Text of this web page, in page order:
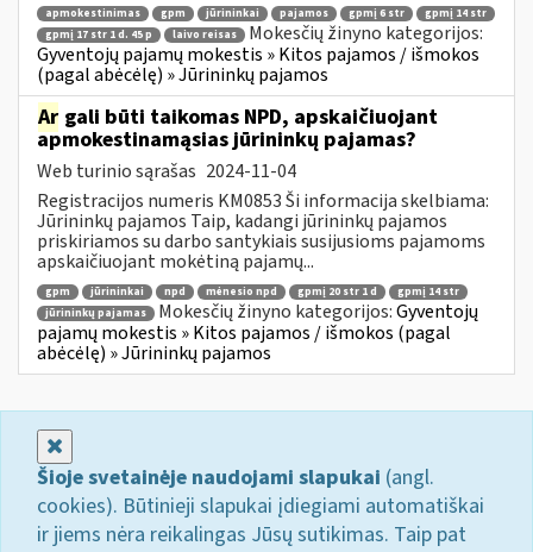
apmokestinimas gpm jūrininkai pajamos gpmį 6 str
gpmį 14 str
gpmį 17 str 1 d. 45 p
laivo reisas
Mokesčių žinyno kategorijos:
Gyventojų pajamų mokestis » Kitos pajamos / išmokos
(pagal abėcėlę) » Jūrininkų pajamos
Ar gali būti taikomas NPD, apskaičiuojant
apmokestinamąsias jūrininkų pajamas?
Web turinio sąrašas 2024-11-04
Registracijos numeris KM0853 Ši informacija skelbiama:
Jūrininkų pajamos Taip, kadangi jūrininkų pajamos
priskiriamos su darbo santykiais susijusioms pajamoms
apskaičiuojant mokėtiną pajamų...
gpm jūrininkai npd mėnesio npd gpmį 20 str 1 d
gpmį 14 str
jūrininkų pajamas
Mokesčių žinyno kategorijos:Gyventojų
pajamų mokestis » Kitos pajamos / išmokos (pagal
abėcėlę) » Jūrininkų pajamos
Šioje svetainėje naudojami slapukai (angl.
cookies). Būtinieji slapukai įdiegiami automatiškai
ir jiems nėra reikalingas Jūsų sutikimas. Taip pat